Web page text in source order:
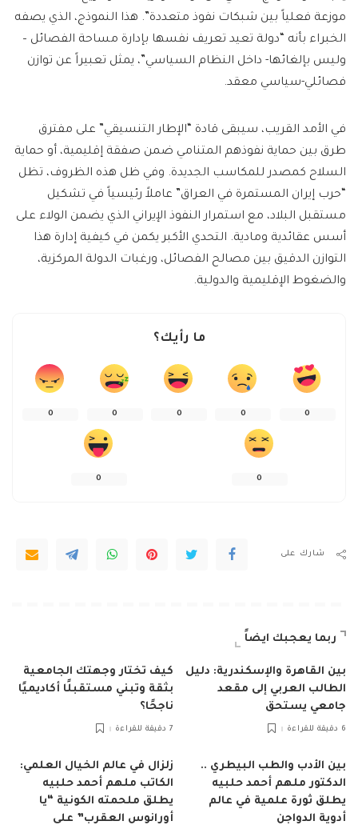
موزعة فعلياً بين شبكات نفوذ متعددة”. هذا النموذج، الذي يصفه
الخبراء بأنه “دولة تعيد تعريف نفسها بإدارة مساحة الفصائل –
وليس بإلغائها- داخل النظام السياسي”، يمثل تعبيراً عن توازن
فصائلي-سياسي معقد.
في الأمد القريب، سيبقى قادة “الإطار التنسيقي” على مفترق
طرق بين حماية نفوذهم المتنامي ضمن صفقة إقليمية، أو حماية
السلاح كمصدر للمكاسب الجديدة. وفي ظل هذه الظروف، تظل
“حرب إيران المستمرة في العراق” عاملاً رئيسياً في تشكيل
مستقبل البلاد، مع استمرار النفوذ الإيراني الذي يضمن الولاء على
أسس عقائدية ومادية. التحدي الأكبر يكمن في كيفية إدارة هذا
التوازن الدقيق بين مصالح الفصائل، ورغبات الدولة المركزية،
والضغوط الإقليمية والدولية.
ما رأيك؟
0
0
0
0
0
0
0
شارك على
ربما يعجبك ايضاً
بين القاهرة والإسكندرية: دليل
الطالب العربي إلى مقعد
جامعي يستحق
6 دقيقة للقراءة
كيف تختار وجهتك الجامعية
بثقة وتبني مستقبلًا أكاديميًا
ناجحًا؟
7 دقيقة للقراءة
بين الأدب والطب البيطري ..
الدكتور ملهم أحمد حلبيه
يطلق ثورة علمية في عالم
أدوية الدواجن
زلزال في عالم الخيال العلمي:
الكاتب ملهم أحمد حلبيه
يطلق ملحمته الكونية “يا
أورانوس العقرب” على